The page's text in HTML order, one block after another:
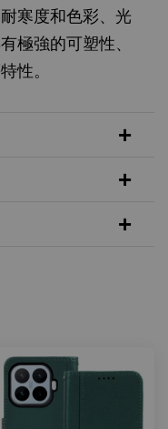
寒度和色彩、光
極強的可塑性、
性。